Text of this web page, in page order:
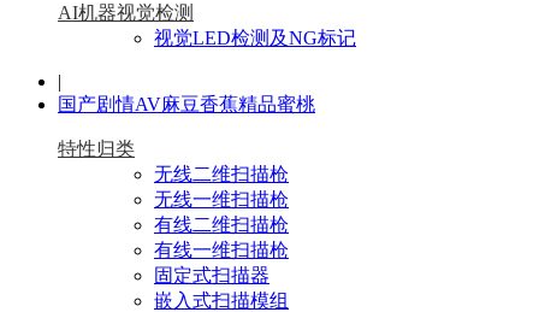
AI机器视觉检测
视觉LED检测及NG标记
|
国产剧情AV麻豆香蕉精品蜜桃
特性归类
无线二维扫描枪
无线一维扫描枪
有线二维扫描枪
有线一维扫描枪
固定式扫描器
嵌入式扫描模组